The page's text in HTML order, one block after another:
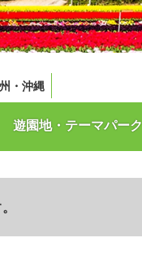
・沖縄
遊園地・テーマパーク